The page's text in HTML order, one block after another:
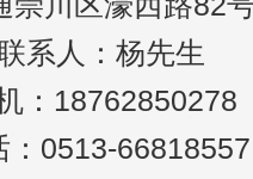
系人：杨先生
：18762850278
：0513-66818557